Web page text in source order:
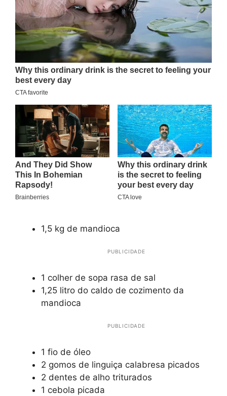
1,5 kg de mandioca
PUBLICIDADE
1 colher de sopa rasa de sal
1,25 litro do caldo de cozimento da
mandioca
PUBLICIDADE
1 fio de óleo
2 gomos de linguiça calabresa picados
2 dentes de alho triturados
1 cebola picada